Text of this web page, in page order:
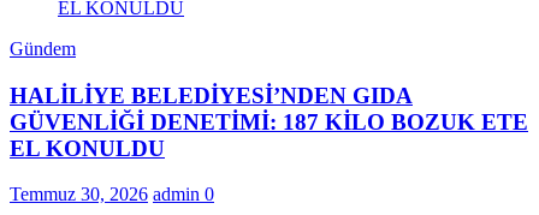
Gündem
HALİLİYE BELEDİYESİ’NDEN GIDA
GÜVENLİĞİ DENETİMİ: 187 KİLO BOZUK ETE
EL KONULDU
Temmuz 30, 2026 admin 0